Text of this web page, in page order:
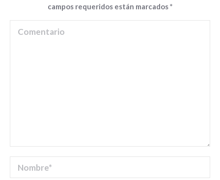
campos requeridos están marcados*
Comentario
Nombre *